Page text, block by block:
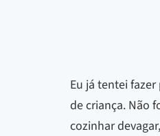
Eu já tentei
de criança. Não
cozinhar